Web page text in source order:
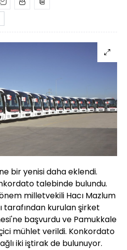
bir yenisi daha eklendi.
talebinde bulundu.
milletvekili Hacı Mazlum
tarafından kurulan şirket
başvurdu ve Pamukkale
mühlet verildi. Konkordato
iki iştirak de bulunuyor.